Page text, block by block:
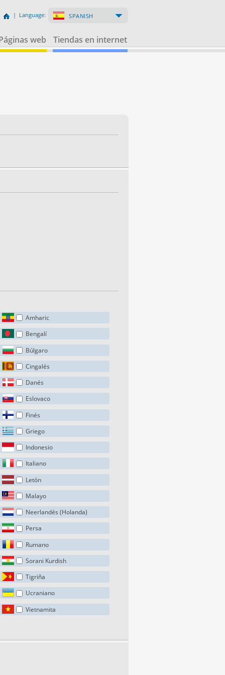
| Language: SPANISH
web Tiendas en internet
Amharic
Bengalí
Búlgaro
Cingalés
Danés
Eslovaco
Finés
Griego
Indonesio
Italiano
Letón
Malayo
Neerlandés (Holanda)
Persa
Rumano
Sorani Kurdish
Tigriña
Ucraniano
Vietnamita